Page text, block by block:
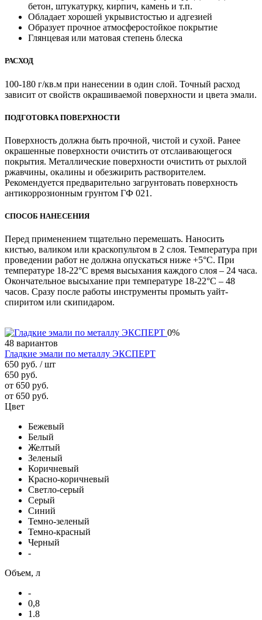
бетон, штукатурку, кирпич, камень и т.п.
Обладает хорошей укрывистостью и адгезией
Образует прочное атмосферостойкое покрытие
Глянцевая или матовая степень блеска
РАСХОД
100-180 г/кв.м при нанесении в один слой. Точный расход
зависит от свойств окрашиваемой поверхности и цвета эмали.
ПОДГОТОВКА ПОВЕРХНОСТИ
Поверхность должна быть прочной, чистой и сухой. Ранее
окрашенные поверхности очистить от отслаивающегося
покрытия. Металлические поверхности очис­тить от рыхлой
ржавчины, окалины и обезжирить растворителем.
Рекомендуется предварительно загрунтовать поверхность
антикоррозионным грунтом ГФ 021.
СПОСОБ НАНЕСЕНИЯ
Перед применением тщательно перемешать. Наносить
кистью, валиком или краскопультом в 2 слоя. Температура при
проведении работ не должна опускаться ниже +5°С. При
температуре 18-22°С время высыхания каждого слоя – 24 часа.
Окончательное высыхание при температуре 18-22°С – 48
часов. Сразу после работы инструменты промыть уайт-
спиритом или скипидаром.
0%
48 вариантов
Гладкие эмали по металлу ЭКСПЕРТ
650 руб. / шт
650 руб.
от 650 руб.
от 650 руб.
Цвет
Бежевый
Белый
Желтый
Зеленый
Коричневый
Красно-коричневый
Светло-серый
Серый
Синий
Темно-зеленый
Темно-красный
Черный
-
Объем, л
-
0,8
1.8